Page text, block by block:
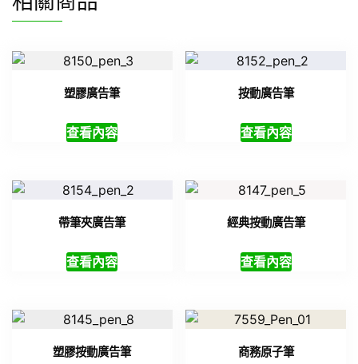
塑膠廣告筆
查看內容
按動廣告筆
查看內容
帶筆夾廣告筆
查看內容
經典按動廣告筆
查看內容
塑膠按動廣告筆 商務原子筆